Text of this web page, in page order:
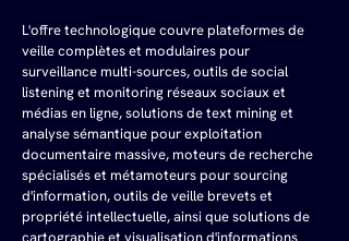
L'offre technologique couvre plateformes de
veille complètes et modulaires pour
surveillance multi-sources, outils de social
listening et monitoring réseaux sociaux et
médias en ligne, solutions de text mining et
analyse sémantique pour exploitation
documentaire massive, moteurs de recherche
spécialisés et métamoteurs pour sourcing
d'information, outils de veille brevets et
propriété intellectuelle, ainsi que solutions de